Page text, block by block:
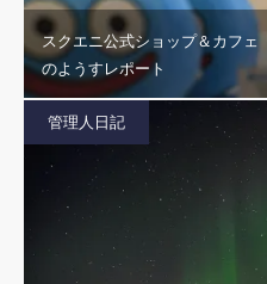
スクエニ公式ショップ＆カフェ
のようすレポート
管理人日記